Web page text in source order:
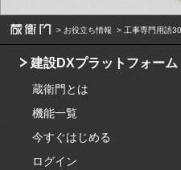
お役立ち情報 工事専門用語
建設DXプラットフォーム
蔵衛門とは
機能一覧
今すぐはじめる
ログイン